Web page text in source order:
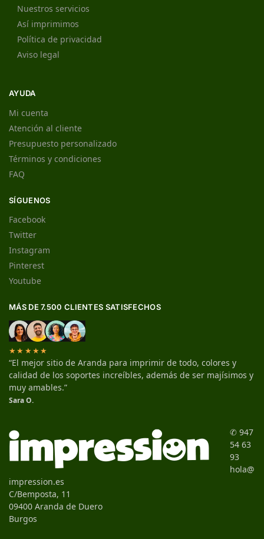
Nuestros servicios
Así imprimimos
Política de privacidad
Aviso legal
AYUDA
Mi cuenta
Atención al cliente
Presupuesto personalizado
Términos y condiciones
FAQ
SÍGUENOS
Facebook
Twitter
Instagram
Pinterest
Youtube
MÁS DE 7.500 CLIENTES SATISFECHOS
★★★★★
“El mejor sitio de Aranda para imprimir de todo, colores y
calidad de los soportes increíbles, además de ser majísimos y
muy amables.”
Sara O.
✆ 947
54 63
93
hola@
impression.es
C/Bemposta, 11
09400 Aranda de Duero
Burgos